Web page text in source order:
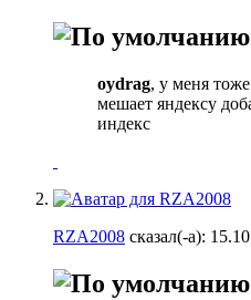
oydrag, у меня
мешает яндексу
индекс
RZA2008 сказал(-а):